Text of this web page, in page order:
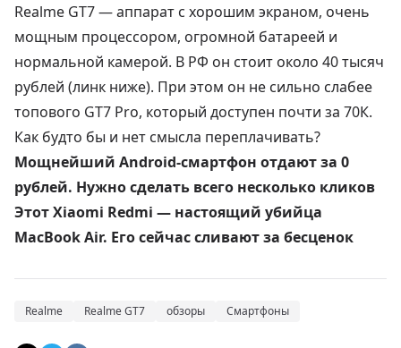
Realme GT7 — аппарат с хорошим экраном, очень
мощным процессором, огромной батареей и
нормальной камерой. В РФ он стоит около 40 тысяч
рублей (линк ниже). При этом он не сильно слабее
топового GT7 Pro, который доступен почти за 70К.
Как будто бы и нет смысла переплачивать?
Мощнейший Android-смартфон отдают за 0
рублей. Нужно сделать всего несколько кликов
Этот Xiaomi Redmi — настоящий убийца
MacBook Air. Его сейчас сливают за бесценок
Realme Realme GT7 обзоры Смартфоны